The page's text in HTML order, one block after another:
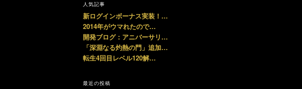
人気記事
新ログインボーナス実装！…
2014年がウマれたので…
開発ブログ：アニバーサリ…
「深淵なる灼熱の門」追加…
転生4回目レベル120解…
最近の投稿